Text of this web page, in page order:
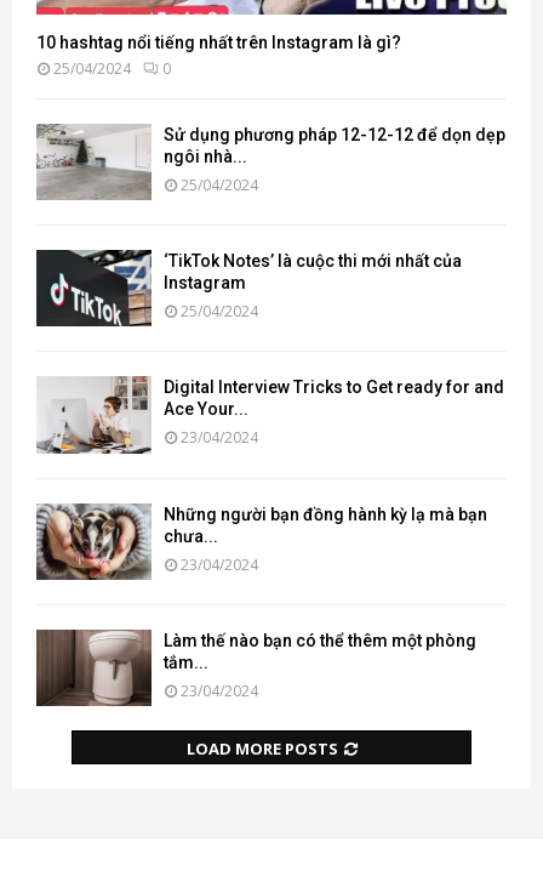
10 hashtag nổi tiếng nhất trên Instagram là gì?
25/04/2024 0
Sử dụng phương pháp 12-12-12 để dọn dẹp
ngôi nhà...
25/04/2024
‘TikTok Notes’ là cuộc thi mới nhất của
Instagram
25/04/2024
Digital Interview Tricks to Get ready for and
Ace Your...
23/04/2024
Những người bạn đồng hành kỳ lạ mà bạn
chưa...
23/04/2024
Làm thế nào bạn có thể thêm một phòng
tắm...
23/04/2024
LOAD MORE POSTS